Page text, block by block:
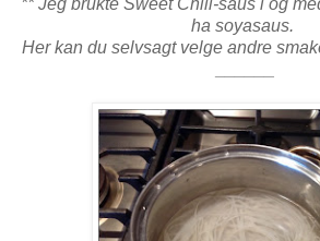
ha soyasaus.
Her kan du selvsagt velge andre